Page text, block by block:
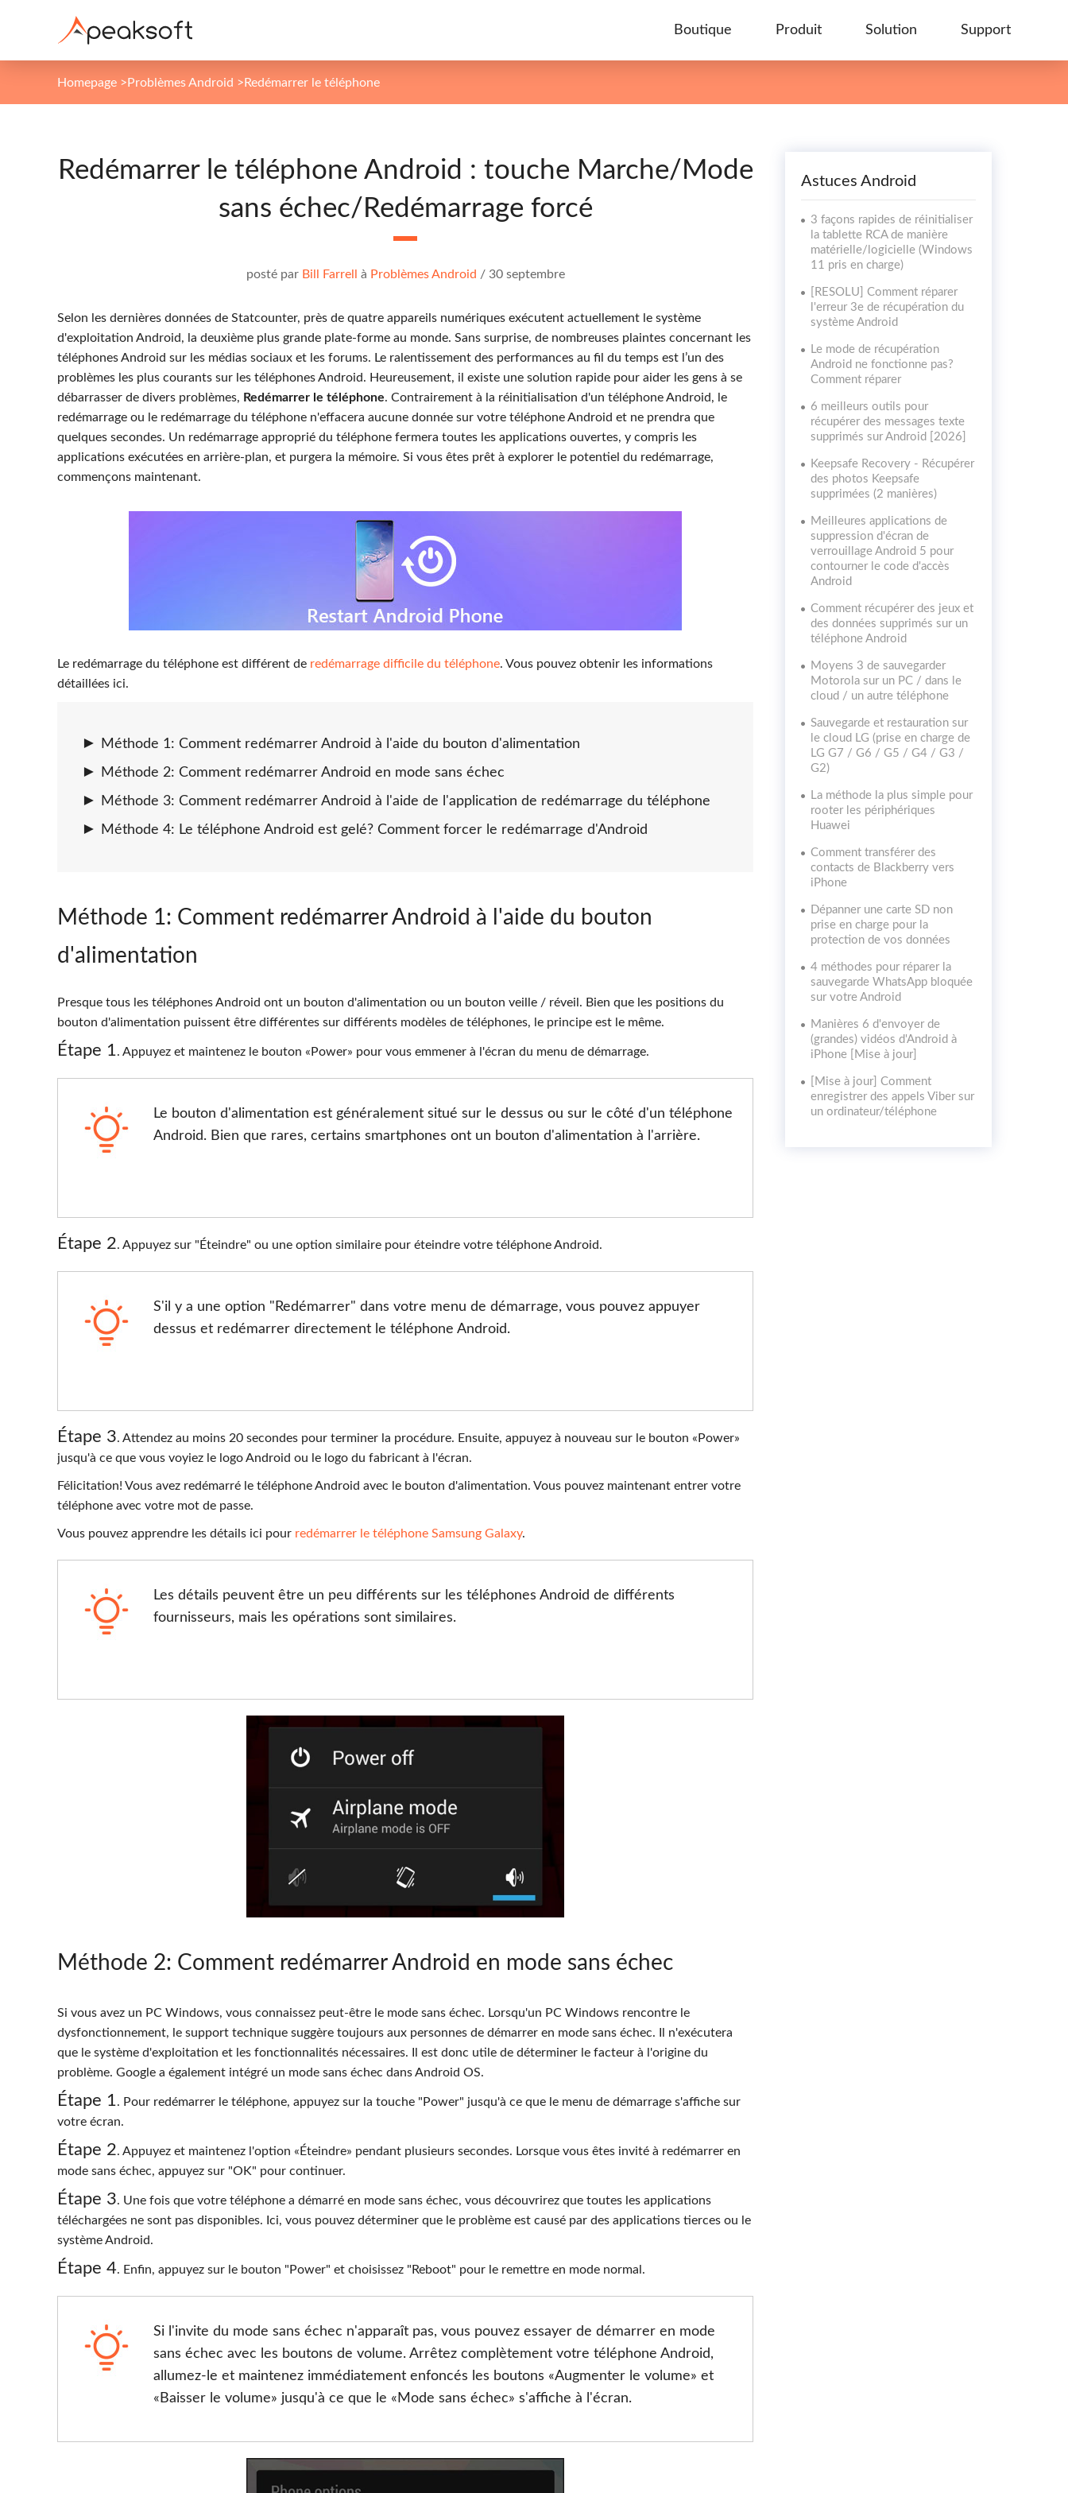
Boutique Produit Solution Support
Homepage >Problèmes Android >Redémarrer le téléphone
Redémarrer le téléphone Android : touche Marche/Mode
sans échec/Redémarrage forcé
posté par Bill Farrell à Problèmes Android / 30 septembre
Selon les dernières données de Statcounter, près de quatre appareils numériques exécutent actuellement le système
d'exploitation Android, la deuxième plus grande plate-forme au monde. Sans surprise, de nombreuses plaintes concernant les
téléphones Android sur les médias sociaux et les forums. Le ralentissement des performances au fil du temps est l’un des
problèmes les plus courants sur les téléphones Android. Heureusement, il existe une solution rapide pour aider les gens à se
débarrasser de divers problèmes, Redémarrer le téléphone. Contrairement à la réinitialisation d'un téléphone Android, le
redémarrage ou le redémarrage du téléphone n'effacera aucune donnée sur votre téléphone Android et ne prendra que
quelques secondes. Un redémarrage approprié du téléphone fermera toutes les applications ouvertes, y compris les
applications exécutées en arrière-plan, et purgera la mémoire. Si vous êtes prêt à explorer le potentiel du redémarrage,
commençons maintenant.
Le redémarrage du téléphone est différent de redémarrage difficile du téléphone. Vous pouvez obtenir les informations
détaillées ici.
Méthode 1: Comment redémarrer Android à l'aide du bouton d'alimentation
Méthode 2: Comment redémarrer Android en mode sans échec
Méthode 3: Comment redémarrer Android à l'aide de l'application de redémarrage du téléphone
Méthode 4: Le téléphone Android est gelé? Comment forcer le redémarrage d'Android
Méthode 1: Comment redémarrer Android à l'aide du bouton
d'alimentation
Presque tous les téléphones Android ont un bouton d'alimentation ou un bouton veille / réveil. Bien que les positions du
bouton d'alimentation puissent être différentes sur différents modèles de téléphones, le principe est le même.
Étape 1. Appuyez et maintenez le bouton «Power» pour vous emmener à l'écran du menu de démarrage.
Le bouton d'alimentation est généralement situé sur le dessus ou sur le côté d'un téléphone
Android. Bien que rares, certains smartphones ont un bouton d'alimentation à l'arrière.
Étape 2. Appuyez sur "Éteindre" ou une option similaire pour éteindre votre téléphone Android.
S'il y a une option "Redémarrer" dans votre menu de démarrage, vous pouvez appuyer
dessus et redémarrer directement le téléphone Android.
Étape 3. Attendez au moins 20 secondes pour terminer la procédure. Ensuite, appuyez à nouveau sur le bouton «Power»
jusqu'à ce que vous voyiez le logo Android ou le logo du fabricant à l'écran.
Félicitation! Vous avez redémarré le téléphone Android avec le bouton d'alimentation. Vous pouvez maintenant entrer votre
téléphone avec votre mot de passe.
Vous pouvez apprendre les détails ici pour redémarrer le téléphone Samsung Galaxy.
Les détails peuvent être un peu différents sur les téléphones Android de différents
fournisseurs, mais les opérations sont similaires.
Méthode 2: Comment redémarrer Android en mode sans échec
Si vous avez un PC Windows, vous connaissez peut-être le mode sans échec. Lorsqu'un PC Windows rencontre le
dysfonctionnement, le support technique suggère toujours aux personnes de démarrer en mode sans échec. Il n'exécutera
que le système d'exploitation et les fonctionnalités nécessaires. Il est donc utile de déterminer le facteur à l'origine du
problème. Google a également intégré un mode sans échec dans Android OS.
Étape 1. Pour redémarrer le téléphone, appuyez sur la touche "Power" jusqu'à ce que le menu de démarrage s'affiche sur
votre écran.
Étape 2. Appuyez et maintenez l'option «Éteindre» pendant plusieurs secondes. Lorsque vous êtes invité à redémarrer en
mode sans échec, appuyez sur "OK" pour continuer.
Étape 3. Une fois que votre téléphone a démarré en mode sans échec, vous découvrirez que toutes les applications
téléchargées ne sont pas disponibles. Ici, vous pouvez déterminer que le problème est causé par des applications tierces ou le
système Android.
Étape 4. Enfin, appuyez sur le bouton "Power" et choisissez "Reboot" pour le remettre en mode normal.
Si l'invite du mode sans échec n'apparaît pas, vous pouvez essayer de démarrer en mode
sans échec avec les boutons de volume. Arrêtez complètement votre téléphone Android,
allumez-le et maintenez immédiatement enfoncés les boutons «Augmenter le volume» et
«Baisser le volume» jusqu'à ce que le «Mode sans échec» s'affiche à l'écran.
Astuces Android
3 façons rapides de réinitialiser
la tablette RCA de manière
matérielle/logicielle (Windows
11 pris en charge)
[RESOLU] Comment réparer
l'erreur 3e de récupération du
système Android
Le mode de récupération
Android ne fonctionne pas?
Comment réparer
6 meilleurs outils pour
récupérer des messages texte
supprimés sur Android [2026]
Keepsafe Recovery - Récupérer
des photos Keepsafe
supprimées (2 manières)
Meilleures applications de
suppression d'écran de
verrouillage Android 5 pour
contourner le code d'accès
Android
Comment récupérer des jeux et
des données supprimés sur un
téléphone Android
Moyens 3 de sauvegarder
Motorola sur un PC / dans le
cloud / un autre téléphone
Sauvegarde et restauration sur
le cloud LG (prise en charge de
LG G7 / G6 / G5 / G4 / G3 /
G2)
La méthode la plus simple pour
rooter les périphériques
Huawei
Comment transférer des
contacts de Blackberry vers
iPhone
Dépanner une carte SD non
prise en charge pour la
protection de vos données
4 méthodes pour réparer la
sauvegarde WhatsApp bloquée
sur votre Android
Manières 6 d'envoyer de
(grandes) vidéos d'Android à
iPhone [Mise à jour]
[Mise à jour] Comment
enregistrer des appels Viber sur
un ordinateur/téléphone